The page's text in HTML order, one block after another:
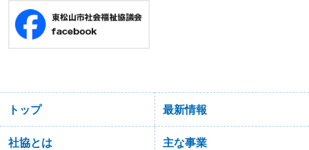
トップ 最新情報
社協とは 主な事業